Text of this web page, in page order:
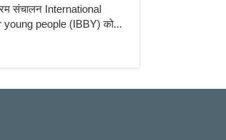
संचालन International
people (IBBY) को...